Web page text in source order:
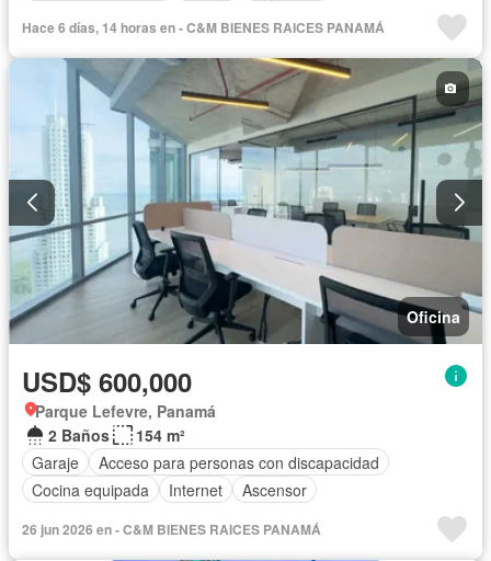
Hace 6 días, 14 horas en - C&M BIENES RAICES PANAMÁ
Oficina
USD$ 600,000
Parque Lefevre, Panamá
2 Baños
154 m²
Garaje
Acceso para personas con discapacidad
Cocina equipada
Internet Ascensor
26 jun 2026 en - C&M BIENES RAICES PANAMÁ